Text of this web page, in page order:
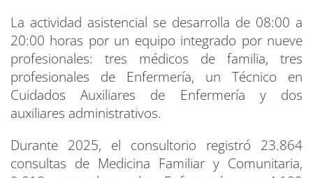
La actividad asistencial se desarrolla de 08:00 a
20:00 horas por un equipo integrado por nueve
profesionales: tres médicos de familia, tres
profesionales de Enfermería, un Técnico en
Cuidados Auxiliares de Enfermería y dos
auxiliares administrativos.
Durante 2025, el consultorio registró 23.864
consultas de Medicina Familiar y Comunitaria,